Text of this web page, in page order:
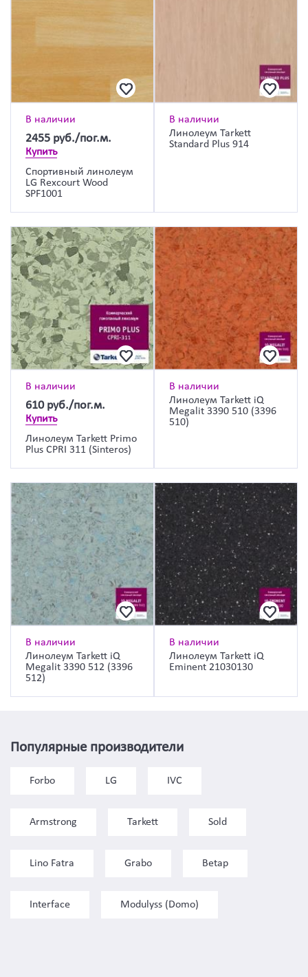
В наличии
2455 руб./пог.м.
Купить
Спортивный линолеум
LG Rexcourt Wood
SPF1001
В наличии
Линолеум Tarkett
Standard Plus 914
В наличии
610 руб./пог.м.
Купить
Линолеум Tarkett Primo
Plus CPRI 311 (Sinteros)
В наличии
Линолеум Tarkett iQ
Megalit 3390 510 (3396
510)
В наличии
Линолеум Tarkett iQ
Megalit 3390 512 (3396
512)
В наличии
Линолеум Tarkett iQ
Eminent 21030130
Популярные производители
Forbo LG IVC
Armstrong Tarkett Sold
Lino Fatra Grabo Betap
Interface Modulyss (Domo)